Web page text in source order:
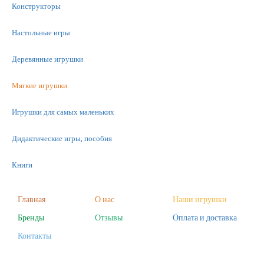
Конструкторы
Настольные игры
Деревянные игрушки
Мягкие игрушки
Игрушки для самых маленьких
Дидактические игры, пособия
Книги
Фигурки
Главная О нас
Наши игрушки
Бренды
Отзывы
Оплата и доставка
Контакты